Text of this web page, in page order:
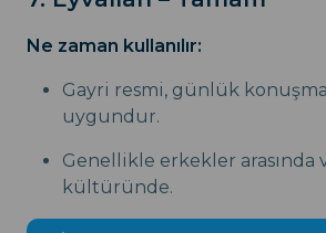
Ne zaman kullanılır:
Gayri resmi, günlük
uygundur.
Genellikle erkekler arasında
kültüründe.